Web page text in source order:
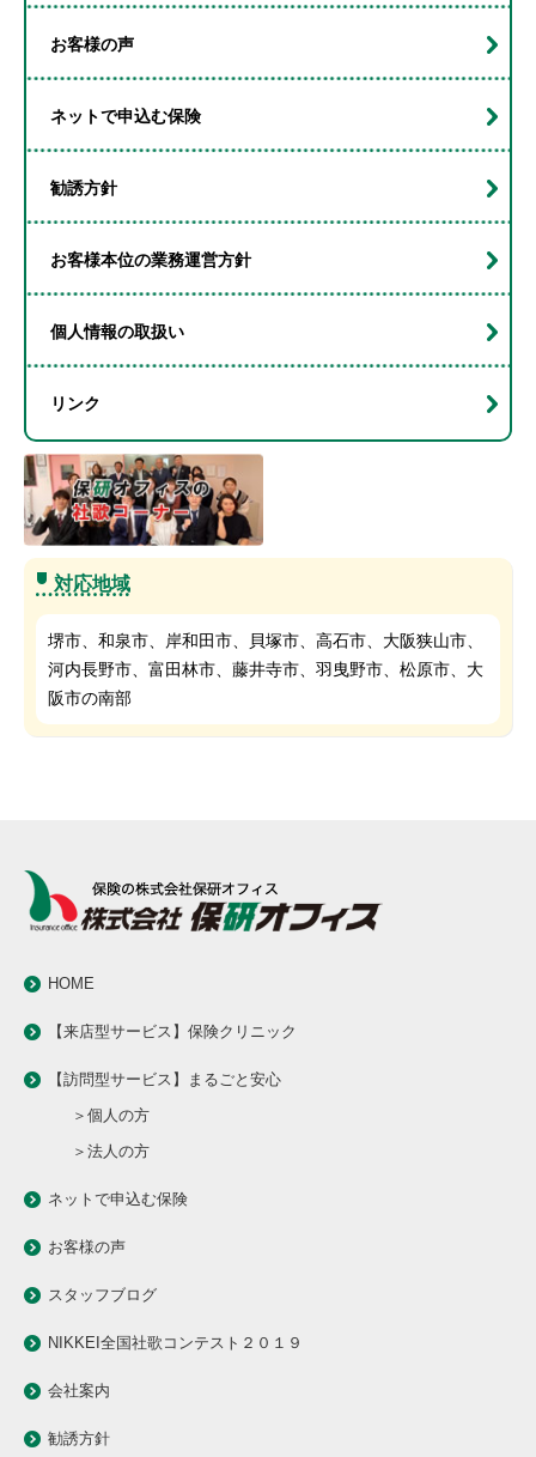
お客様の声
ネットで申込む保険
勧誘方針
お客様本位の業務運営方針
個人情報の取扱い
リンク
対応地域
堺市、和泉市、岸和田市、貝塚市、高石市、大阪狭山市、
河内長野市、富田林市、藤井寺市、羽曳野市、松原市、大
阪市の南部
HOME
【来店型サービス】保険クリニック
【訪問型サービス】まるごと安心
＞個人の方
＞法人の方
ネットで申込む保険
お客様の声
スタッフブログ
NIKKEI全国社歌コンテスト２０１９
会社案内
勧誘方針